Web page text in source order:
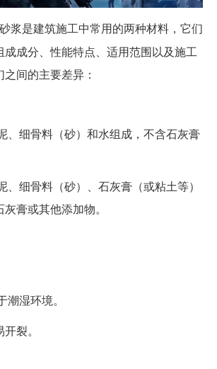
砂浆是建筑施工中常用的两种材料，它们
成成分、性能特点、适用范围以及施工
间的主要差异：
、细骨料（砂）和水组成，不含石灰膏
、细骨料（砂）、石灰膏（或粘土等）
膏或其他添加物。
湿环境。
裂。